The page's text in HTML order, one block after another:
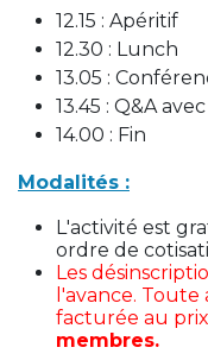
12.15 : Apéritif
12.30 : Lunch
13.05 :
13.45 : Q&A
14.00 : Fin
Modalités :
L'activité est
ordre de
Les
l'avance.
facturée au
membres.